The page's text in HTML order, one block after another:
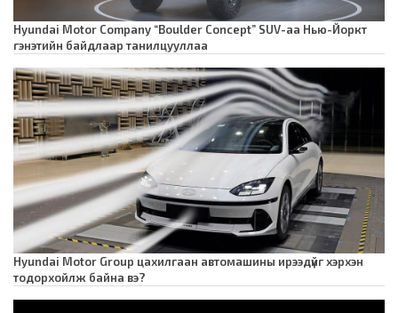
Hyundai Motor Company “Boulder Concept” SUV-аа Нью-Йоркт
гэнэтийн байдлаар танилцууллаа
Hyundai Motor Group цахилгаан автомашины ирээдүйг хэрхэн
тодорхойлж байна вэ?